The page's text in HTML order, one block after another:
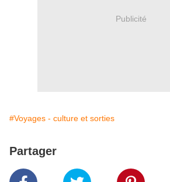
Publicité
#Voyages - culture et sorties
Partager